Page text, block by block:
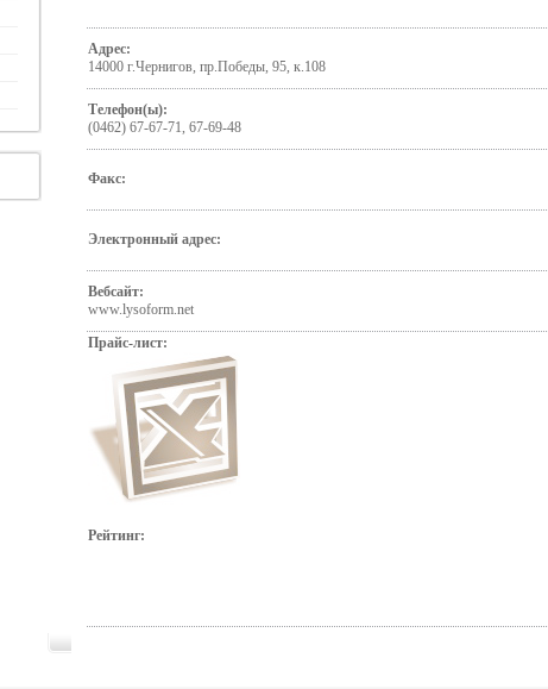
Адрес:
14000 г.Чернигов, пр.Победы, 95, к.108
Телефон(ы):
(0462) 67-67-71, 67-69-48
Факс:
Электронный адрес:
Вебсайт:
www.lysoform.net
Прайс-лист:
Рейтинг: